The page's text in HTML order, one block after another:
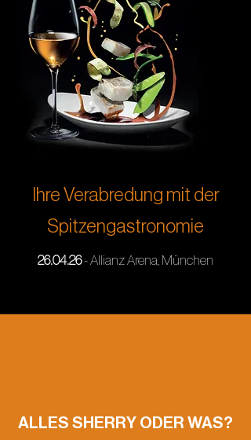
Ihre Verabredung mit der
Spitzengastronomie
26.04.26- Allianz Arena, München
ALLES SHERRY ODER WAS?